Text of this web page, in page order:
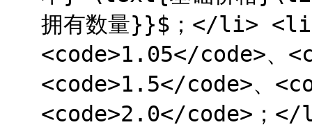
拥有数量}}$；</li> <li>
<code>1.05</code>、
<code>1.5</code>、
<code>2.0</code>；